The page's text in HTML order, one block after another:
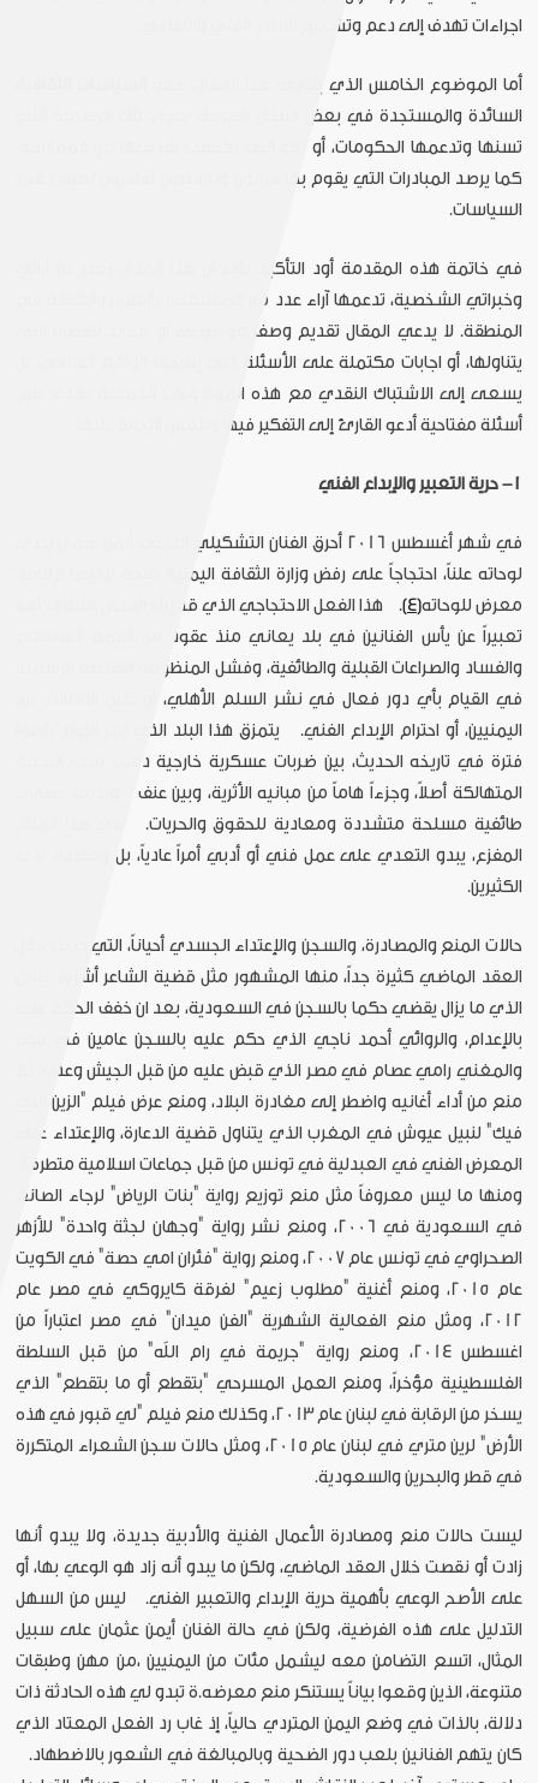
اجراءات تهدف إلى دعم وتشجيع الانتاج الفني والثقافي.
أما الموضوع الخامس الذي يتناوله هذا المقال، فهو
السائدة والمستجدة في بعض البلدان العربية، سواء تلك الرسمية التي
تسنها وتدعمها الحكومات، أو تلك التي تكتسب شرعيتها من الممارسة،
كما يرصد المبادرات التي يقوم بها فنانون وناشطون ثقافيون لتطوير هذه
السياسات.
في خاتمة هذه المقدمة أود التأكيد على أن هذا المقال يعبر عن آرائي
وخبراتي الشخصية، تدعمها آراء عدد من المشتغلين بالفنون والثقافة في
المنطقة. لا يدعي المقال تقديم وصف موضوعي أو محايد للقضايا التي
يتناولها، أو اجابات مكتملة على الأسئلة التي يطرحها الواقع الثقافي، بل
يسعى إلى الاشتباك النقدي مع هذه الموضوعات الخمسة بهدف طرح
أسئلة مفتاحية أدعو القارئ إلى التفكير فيها وتلمس الإجابة عليها.
١- حرية التعبير والإبداع الفني
في شهر أغسطس 2016 أحرق الفنان التشكيلي اليمني أيمن عثمان إحدى
لوحاته علناً، احتجاجاً على رفض وزارة الثقافة اليمنية منحه ترخيصاً لإقامة
معرض للوحاته[4]
. هذا الفعل الاحتجاجي الذي قد يراه البعض متطرفاً، أتى
تعبيراً عن يأس الفنانين في بلد يعاني منذ عقود من القمع السياسي
والفساد والصراعات القبلية والطائفية، وفشل المنظومة الثقافية الرسمية
في القيام بأي دور فعال في نشر السلم الأهلي، أو تقبل الاختلاف بين
اليمنيين، أو احترام الإبداع الفني. يتمزق هذا البلد الذي يمر اليوم بأسوأ
فترة في تاريخه الحديث، بين ضربات عسكرية خارجية دمرت بنيته التحتية
المتهالكة أصلاً، وجزءاً هاماً من مبانيه الأثرية، وبين عنف وتدمير عصابات
طائفية مسلحة متشددة ومعادية للحقوق والحريات. في هذا المناخ
المفزع، يبدو التعدي على عمل فني أو أدبي أمراً عادياً، بل ومقبولاً لدى
الكثيرين.
حالات المنع والمصادرة، والسجن والإعتداء الجسدي أحياناً، التي حدثت خلال
العقد الماضي كثيرة جداً، منها المشهور مثل قضية الشاعر أشرف فياض
الذي ما يزال يقضي حكما بالسجن في السعودية، بعد ان خفف الحكم عليه
بالإعدام، والروائي أحمد ناجي الذي حكم عليه بالسجن عامين في مصر
والمغني رامي عصام في مصر الذي قبض عليه من قبل الجيش وعذب، ثم
منع من أداء أغانيه واضطر إلى مغادرة البلاد، ومنع عرض فيلم "الزين اللي
فيك" لنبيل عيوش في المغرب الذي يتناول قضية الدعارة، والإعتداء على
المعرض الفني في العبدلية في تونس من قبل جماعات اسلامية متطرفة،
ومنها ما ليس معروفاً مثل منع توزيع رواية "بنات الرياض" لرجاء الصانع
في السعودية في 2006، ومنع نشر رواية "وجهان لجثة واحدة" للأزهر
الصحراوي في تونس عام 2007، ومنع رواية "فئران امي حصة" في الكويت
عام 2015، ومنع أغنية "مطلوب زعيم" لفرقة كايروكي في مصر عام
2012، ومثل منع الفعالية الشهرية "الفن ميدان" في مصر اعتباراً من
اغسطس 2014، ومنع رواية "جريمة في رام الله" من قبل السلطة
الفلسطينية مؤخراً، ومنع العمل المسرحي "بتقطع أو ما بتقطع" الذي
يسخر من الرقابة في لبنان عام 2013، وكذلك منع فيلم "لي قبور في هذه
الأرض" لرين متري في لبنان عام 2015، ومثل حالات سجن الشعراء المتكررة
في قطر والبحرين والسعودية.
ليست حالات منع ومصادرة الأعمال الفنية والأدبية جديدة، ولا يبدو أنها
زادت أو نقصت خلال العقد الماضي، ولكن ما يبدو أنه زاد هو الوعي بها، أو
على الأصح الوعي بأهمية حرية الإبداع والتعبير الفني. ليس من السهل
التدليل على هذه الفرضية، ولكن في حالة الفنان أيمن عثمان على سبيل
المثال، اتسع التضامن معه ليشمل مئات من اليمنيين ،من مهن وطبقات
متنوعة، الذين وقعوا بياناً يستنكر منع معرضه.ة تبدو لي هذه الحادثة ذات
دلالة، بالذات في وضع اليمن المتردي حالياً، إذ غاب رد الفعل المعتاد الذي
كان يتهم الفنانين بلعب دور الضحية وبالمبالغة في الشعور بالاضطهاد.